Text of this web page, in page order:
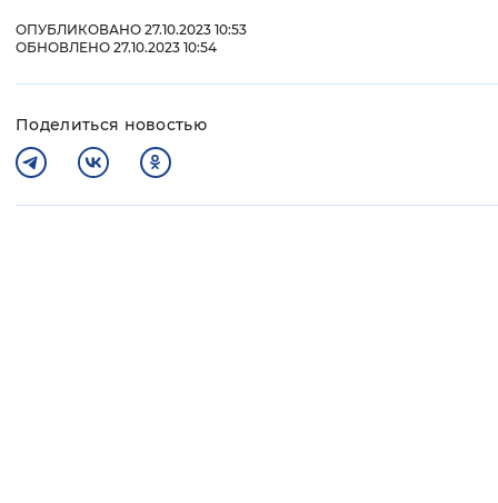
ОПУБЛИКОВАНО 27.10.2023 10:53
ОБНОВЛЕНО 27.10.2023 10:54
Поделиться новостью